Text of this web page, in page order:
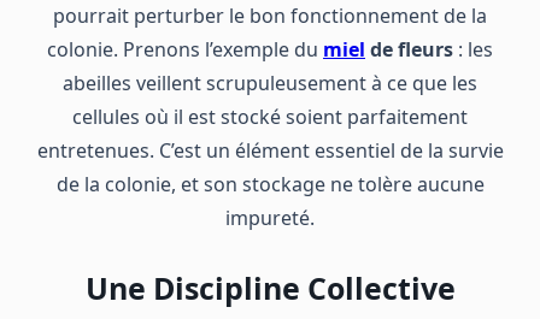
pourrait perturber le bon fonctionnement de la
colonie. Prenons l’exemple du miel de fleurs : les
abeilles veillent scrupuleusement à ce que les
cellules où il est stocké soient parfaitement
entretenues. C’est un élément essentiel de la survie
de la colonie, et son stockage ne tolère aucune
impureté.
Une Discipline Collective